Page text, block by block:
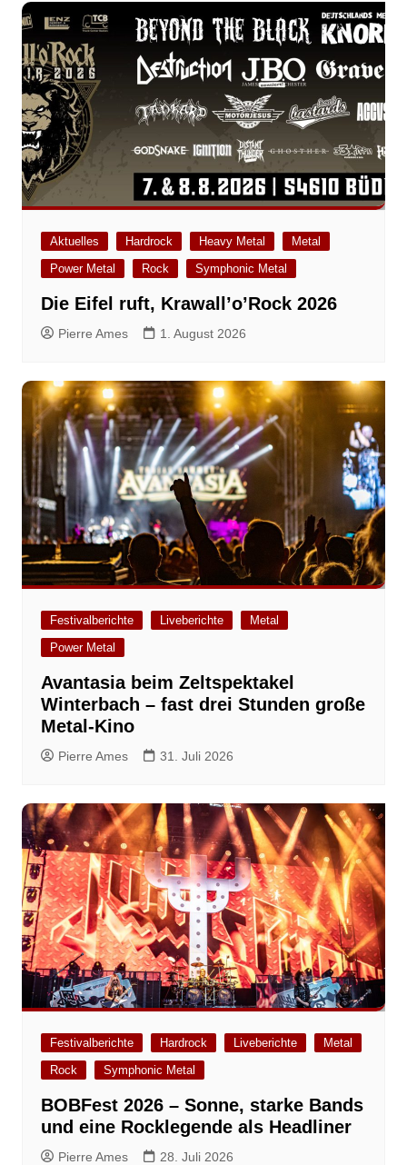
Aktuelles Hardrock Heavy Metal
Metal
Power Metal
Rock Symphonic Metal
Die Eifel ruft, Krawall’o’Rock 2026
Pierre Ames 1. August 2026
Festivalberichte Liveberichte
Metal
Power Metal
Avantasia beim Zeltspektakel
Winterbach – fast drei Stunden große
Metal-Kino
Pierre Ames 31. Juli 2026
Festivalberichte Hardrock Liveberichte
Metal
Rock
Symphonic Metal
BOBFest 2026 – Sonne, starke Bands
und eine Rocklegende als Headliner
Pierre Ames 28. Juli 2026